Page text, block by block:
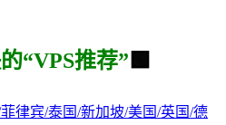
“VPS推荐” 🟩
律宾/泰国/新加坡/美国/英国/德